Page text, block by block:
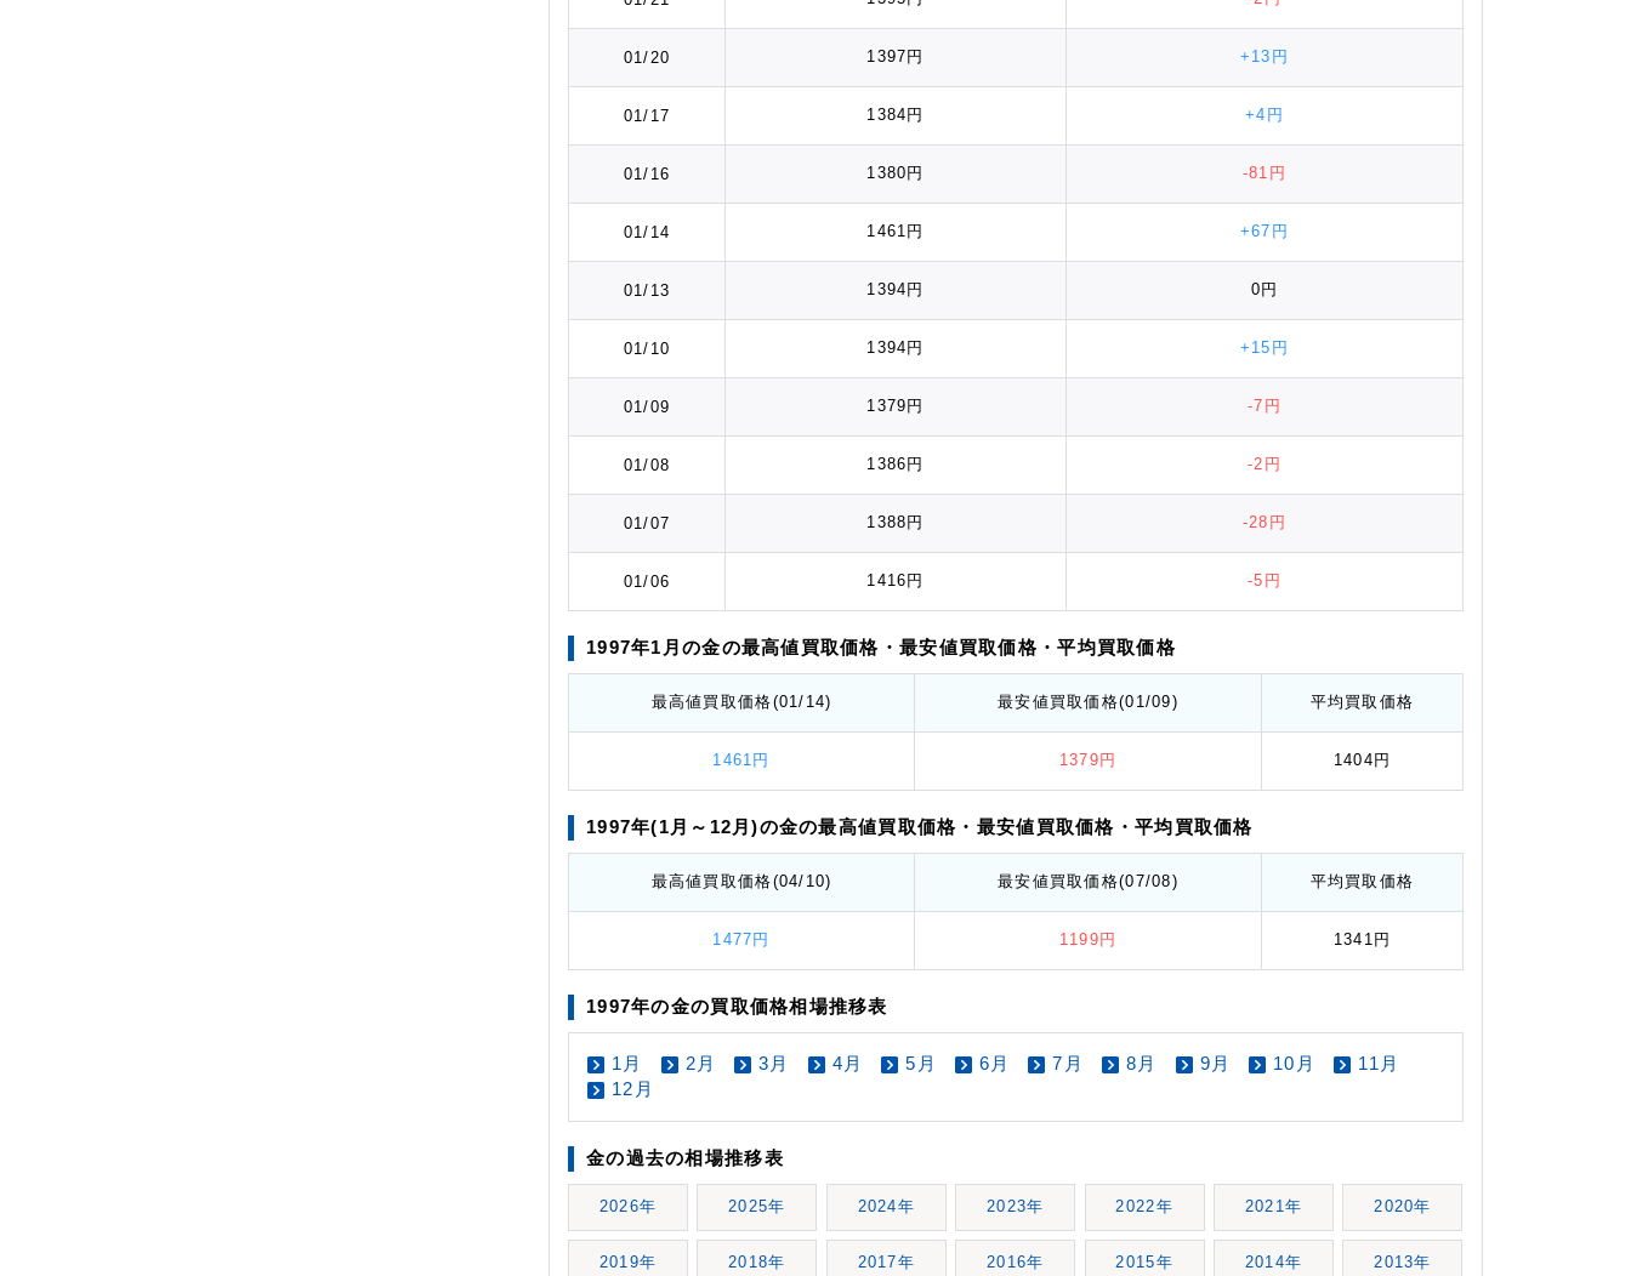
01/20 1397円 +13円
01/17 1384円 +4円
01/16 1380円 -81円
01/14 1461円 +67円
01/13 1394円 0円
01/10 1394円 +15円
01/09 1379円 -7円
01/08 1386円 -2円
01/07 1388円 -28円
01/06 1416円 -5円
1997年1月の金の最高値買取価格 ・最安値買取価格 ・平均買取価格
最高値買取価格(01/14) 最安値買取価格(01/09) 平均 買取価格
1461円 1379円 1404円
1997年(1月～12月)の金の最高値買取価格 ・最安値買取価格 ・平均買取価格
最高値買取価格(04/10) 最安値買取価格(07/08) 平均 買取価格
1477円 1199円 1341円
1997年の金の買取価格相場推移表
1月 2月 3月 4月 5月 6月 7月 8月 9月 10月
11月
12月
金の過去の相場推移表
2026年 2025年 2024年 2023年 2022年 2021年 2020年
2019年 2018年 2017年 2016年 2015年 2014年 2013年